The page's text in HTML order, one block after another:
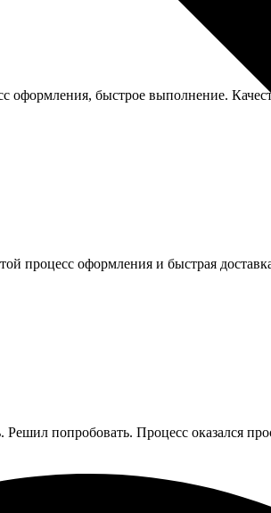
быстрое выполнение.
процесс оформления и быстрая
Решил попробовать. Процесс оказался